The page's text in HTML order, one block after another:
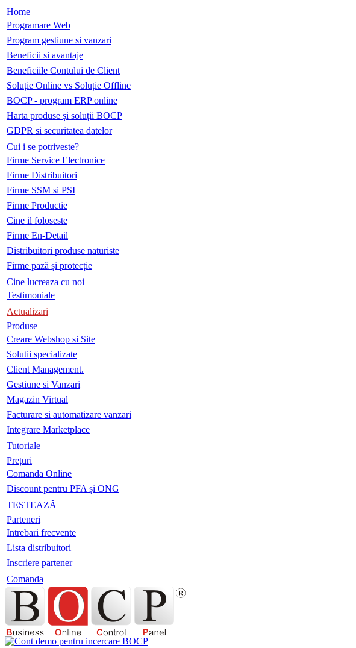
Home
Programare Web
Program gestiune si vanzari
Beneficii si avantaje
Beneficiile Contului de Client
Soluție Online vs Soluție Offline
BOCP - program ERP online
Harta produse și soluții BOCP
GDPR si securitatea datelor
Cui i se potriveste?
Firme Service Electronice
Firme Distribuitori
Firme SSM si PSI
Firme Productie
Cine il foloseste
Firme En-Detail
Distribuitori produse naturiste
Firme pază și protecție
Cine lucreaza cu noi
Testimoniale
Actualizari
Produse
Creare Webshop si Site
Solutii specializate
Client Management.
Gestiune si Vanzari
Magazin Virtual
Facturare si automatizare vanzari
Integrare Marketplace
Tutoriale
Prețuri
Comanda Online
Discount pentru PFA și ONG
TESTEAZĂ
Parteneri
Intrebari frecvente
Lista distribuitori
Inscriere partener
Comanda